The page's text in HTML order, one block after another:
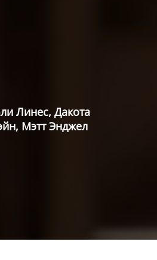
Линес, Дакота
Мэтт Энджел